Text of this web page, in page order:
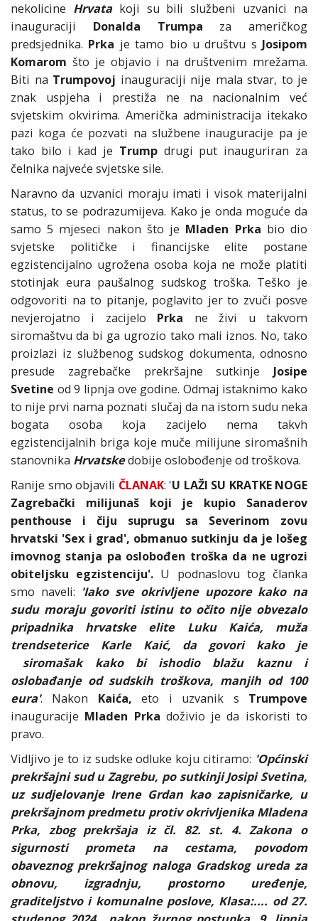
nekolicine Hrvata koji su bili službeni uzvanici na
inauguraciji Donalda Trumpa za američkog
predsjednika. Prka je tamo bio u društvu s Josipom
Komarom što je objavio i na društvenim mrežama.
Biti na Trumpovoj inauguraciji nije mala stvar, to je
znak uspjeha i prestiža ne na nacionalnim već
svjetskim okvirima. Američka administracija itekako
pazi koga će pozvati na službene inauguracije pa je
tako bilo i kad je Trump drugi put inauguriran za
čelnika najveće svjetske sile.
Naravno da uzvanici moraju imati i visok materijalni
status, to se podrazumijeva. Kako je onda moguće da
samo 5 mjeseci nakon što je Mladen Prka bio dio
svjetske političke i financijske elite postane
egzistencijalno ugrožena osoba koja ne može platiti
stotinjak eura paušalnog sudskog troška. Teško je
odgovoriti na to pitanje, poglavito jer to zvuči posve
nevjerojatno i zacijelo Prka ne živi u takvom
siromaštvu da bi ga ugrozio tako mali iznos. No, tako
proizlazi iz službenog sudskog dokumenta, odnosno
presude zagrebačke prekršajne sutkinje Josipe
Svetine od 9 lipnja ove godine. Odmaj istaknimo kako
to nije prvi nama poznati slučaj da na istom sudu neka
bogata osoba koja zacijelo nema takvh
egzistencijalnih briga koje muče milijune siromašnih
stanovnika Hrvatskedobije oslobođenje od troškova.
Ranije smo objavili ČLANAK: 'U LAŽI SU KRATKE NOGE
Zagrebački milijunaš koji je kupio Sanaderov
penthouse i čiju suprugu sa Severinom zovu
hrvatski 'Sex i grad', obmanuo sutkinju da je lošeg
imovnog stanja pa oslobođen troška da ne ugrozi
obiteljsku egzistenciju'. U podnaslovu tog članka
smo naveli: 'Iako sve okrivljene upozore kako na
sudu moraju govoriti istinu to očito nije obvezalo
pripadnika hrvatske elite Luku Kaića, muža
trendseterice Karle Kaić, da govori kako je
siromašak kako bi ishodio blažu kaznu i
oslobađanje od sudskih troškova, manjih od 100
eura'. Nakon Kaića,eto i uzvanik s Trumpove
inauguracije Mladen Prka doživio je da iskoristi to
pravo.
Vidljivo je to iz sudske odluke koju citiramo: 'Općinski
prekršajni sud u Zagrebu, po sutkinji Josipi Svetina,
uz sudjelovanje Irene Grdan kao zapisničarke, u
prekršajnom predmetu protiv okrivljenika Mladena
Prka, zbog prekršaja iz čl. 82. st. 4. Zakona o
sigurnosti prometa na cestama, povodom
obaveznog prekršajnog naloga Gradskog ureda za
obnovu, izgradnju, prostorno uređenje,
graditeljstvo i komunalne poslove, Klasa:.... od 27.